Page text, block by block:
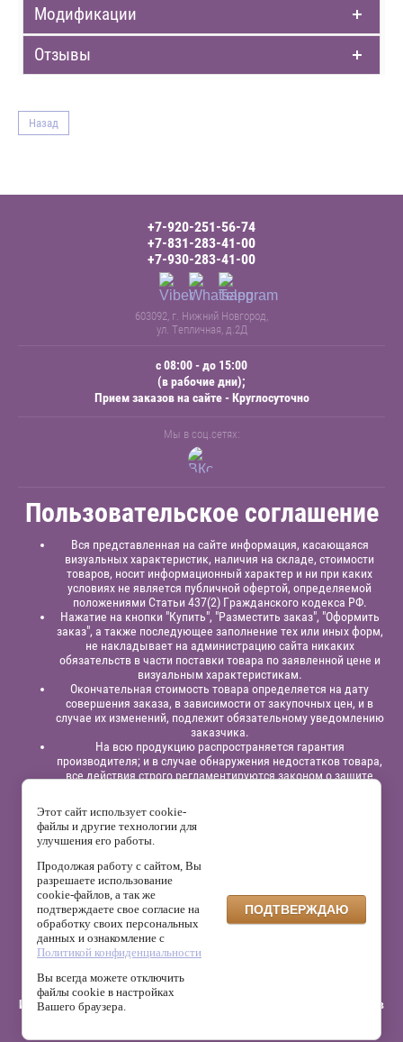
Модификации
Отзывы
Назад
с 08:00 - до 15:00
(в рабочие дни);
Прием заказов на сайте - Круглосуточно
+7-920-251-56-74
+7-831-283-41-00
+7-930-283-41-00
603092, г. Нижний Новгород,
ул. Тепличная, д.2Д
Мы в соц.сетях:
Пользовательское соглашение
Вся представленная на сайте информация, касающаяся
визуальных характеристик, наличия на складе, стоимости
товаров, носит информационный характер и ни при каких
условиях не является публичной офертой, определяемой
положениями Статьи 437(2) Гражданского кодекса РФ.
Нажатие на кнопки "Купить", "Разместить заказ", "Оформить
заказ", а также последующее заполнение тех или иных форм,
не накладывает на администрацию сайта никаких
обязательств в части поставки товара по заявленной цене и
визуальным характеристикам.
Окончательная стоимость товара определяется на дату
совершения заказа, в зависимости от закупочных цен, и в
случае их изменений, подлежит обязательному уведомлению
заказчика.
На всю продукцию распространяется гарантия
производителя; и в случае обнаружения недостатков товара,
все действия строго регламентируются законом о защите
Юридическая информация:
предпринимательПавлинов Антон Вячеславович,
525863414200,
р/сч: 40802810129120000332
“Альфа - Банк”, к/с: 30101810200000000824, БИК: 042202824
На сайте используется сервис веб-аналитики Яндекс.Метрика,
который может собирать файлы cookie и данные о поведении
посетителей. Данные обрабатываются ООО «Яндекс» в
соответствии с его политикой конфиденциальности.
Администрация сайта не использует эти данные для
собственной обработки персональных данных.
Интернет-магазин матрасов, кроватей, мебели и других аксессуаров
Этот сайт использует cookie-
файлы и другие технологии для
улучшения его работы.
Продолжая работу с сайтом, Вы
разрешаете использование
cookie-файлов, а так же
подтверждаете свое согласие на
обработку своих персональных
данных и ознакомление с
Политикой конфиденциальности
Вы всегда можете отключить
файлы cookie в настройках
Вашего браузера.
ПОДТВЕРЖДАЮ